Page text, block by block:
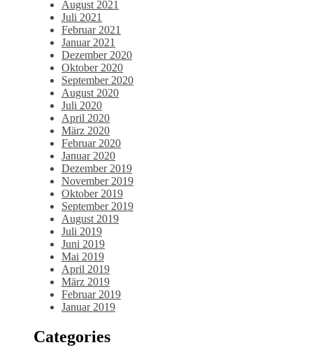
August 2021
Juli 2021
Februar 2021
Januar 2021
Dezember 2020
Oktober 2020
September 2020
August 2020
Juli 2020
April 2020
März 2020
Februar 2020
Januar 2020
Dezember 2019
November 2019
Oktober 2019
September 2019
August 2019
Juli 2019
Juni 2019
Mai 2019
April 2019
März 2019
Februar 2019
Januar 2019
Categories